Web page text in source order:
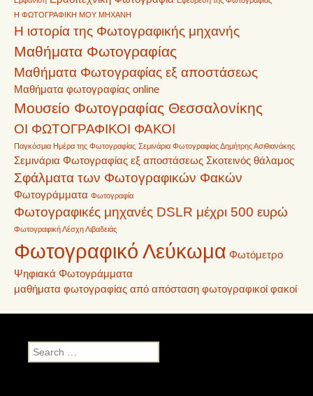
Η ΦΩΤΟΓΡΑΦΙΚΗ ΜΟΥ ΜΗΧΑΝΗ
Η ιστορία της Φωτογραφικής μηχανής
Μαθήματα Φωτογραφίας
Μαθήματα Φωτογραφίας εξ αποστάσεως
Μαθήματα φωτογραφίας online
Μουσείο Φωτογραφίας Θεσσαλονίκης
ΟΙ ΦΩΤΟΓΡΑΦΙΚΟΙ ΦΑΚΟΙ
Παγκόσμια Ημέρα της Φωτογραφίας Σεμινάρια Φωτογραφίας Δημήτρης Ασιθιανάκης
Σεμινάρια Φωτογραφίας εξ αποστάσεως Σκοτεινός θάλαμος
Σφάλματα των Φωτογραφικών Φακών
Φωτογράμματα Φωτογραφία
Φωτογραφικές μηχανές DSLR μέχρι 500 ευρώ
Φωτογραφική Λέσχη Λιβαδειάς
Φωτογραφικό Λεύκωμα Φωτόμετρο
Ψηφιακά Φωτογράμματα
μαθήματα φωτογραφίας από απόσταση φωτογραφικοί φακοί
Search
for: